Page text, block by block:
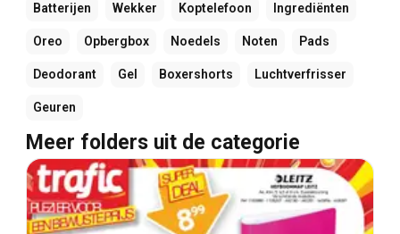
Batterijen Wekker Koptelefoon Ingrediënten
Oreo Opbergbox Noedels Noten Pads
Deodorant Gel Boxershorts Luchtverfrisser
Geuren
Meer folders uit de categorie